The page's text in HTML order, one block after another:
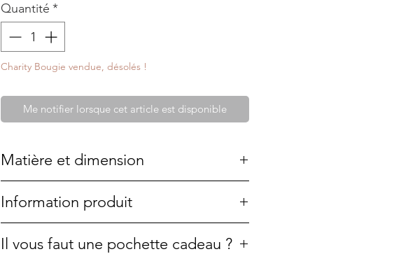
Quantité *
Charity Bougie vendue, désolés !
Me notifier lorsque cet article est disponible
Matière et dimension
5,5x6cm
Soucoupe 11,5 cm
Information produit
une pièce unique. Elle fait partie de ma
Il vous faut une pochette cadeau ?